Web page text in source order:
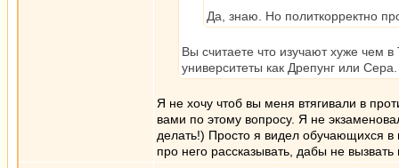
Да, знаю. Но политкорректно
Вы считаете что изучают хуже чем
университеты как Дрепунг или Сера.
Я не хочу чтоб вы меня втягивали в
вами по этому вопросу. Я не
делать!) Просто я видел обучающихся
про него рассказывать, дабы не